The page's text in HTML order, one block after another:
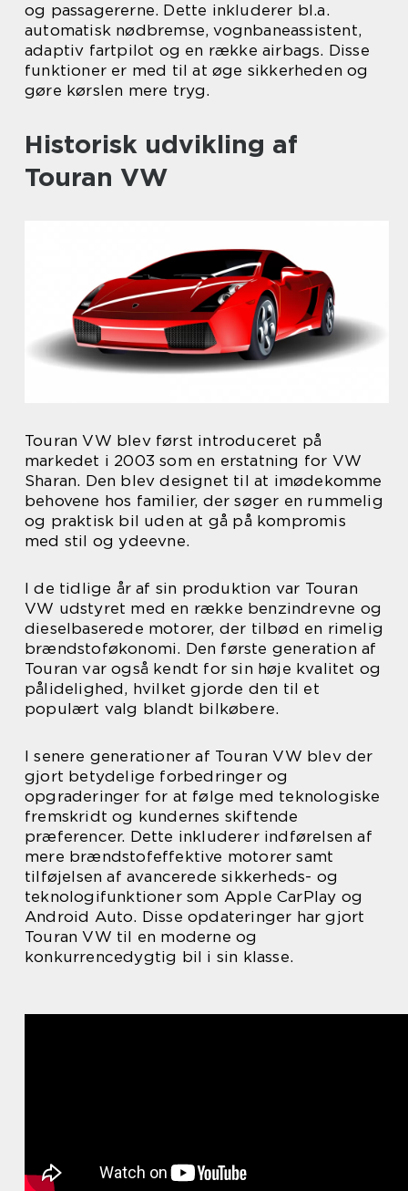
og passagererne. Dette inkluderer bl.a.
automatisk nødbremse, vognbaneassistent,
adaptiv fartpilot og en række airbags. Disse
funktioner er med til at øge sikkerheden og
gøre kørslen mere tryg.
Historisk udvikling af
Touran VW
Touran VW blev først introduceret på
markedet i 2003 som en erstatning for VW
Sharan. Den blev designet til at imødekomme
behovene hos familier, der søger en rummelig
og praktisk bil uden at gå på kompromis
med stil og ydeevne.
I de tidlige år af sin produktion var Touran
VW udstyret med en række benzindrevne og
dieselbaserede motorer, der tilbød en rimelig
brændstoføkonomi. Den første generation af
Touran var også kendt for sin høje kvalitet og
pålidelighed, hvilket gjorde den til et
populært valg blandt bilkøbere.
I senere generationer af Touran VW blev der
gjort betydelige forbedringer og
opgraderinger for at følge med teknologiske
fremskridt og kundernes skiftende
præferencer. Dette inkluderer indførelsen af
mere brændstofeffektive motorer samt
tilføjelsen af avancerede sikkerheds- og
teknologifunktioner som Apple CarPlay og
Android Auto. Disse opdateringer har gjort
Touran VW til en moderne og
konkurrencedygtig bil i sin klasse.